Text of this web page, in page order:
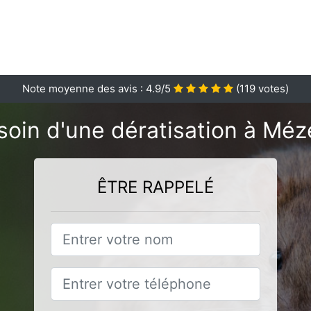
Note moyenne des avis : 4.9/5 (119 votes)
d'une dératisation à
ÊTRE RAPPELÉ